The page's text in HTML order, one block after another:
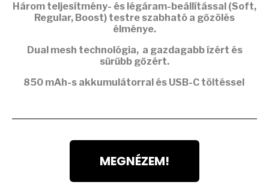
Három teljesítmény- és légáram-beállítással (Soft,
Regular, Boost) testre szabható a gőzölés
élménye.
Dual mesh technológia, a gazdagabb ízért és
sűrűbb gőzért.
850 mAh-s akkumulátorral és USB-C töltéssel
MEGNÉZEM!